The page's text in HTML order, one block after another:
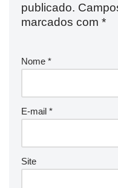
publicado.
marcados com *
Nome *
E-mail *
Site